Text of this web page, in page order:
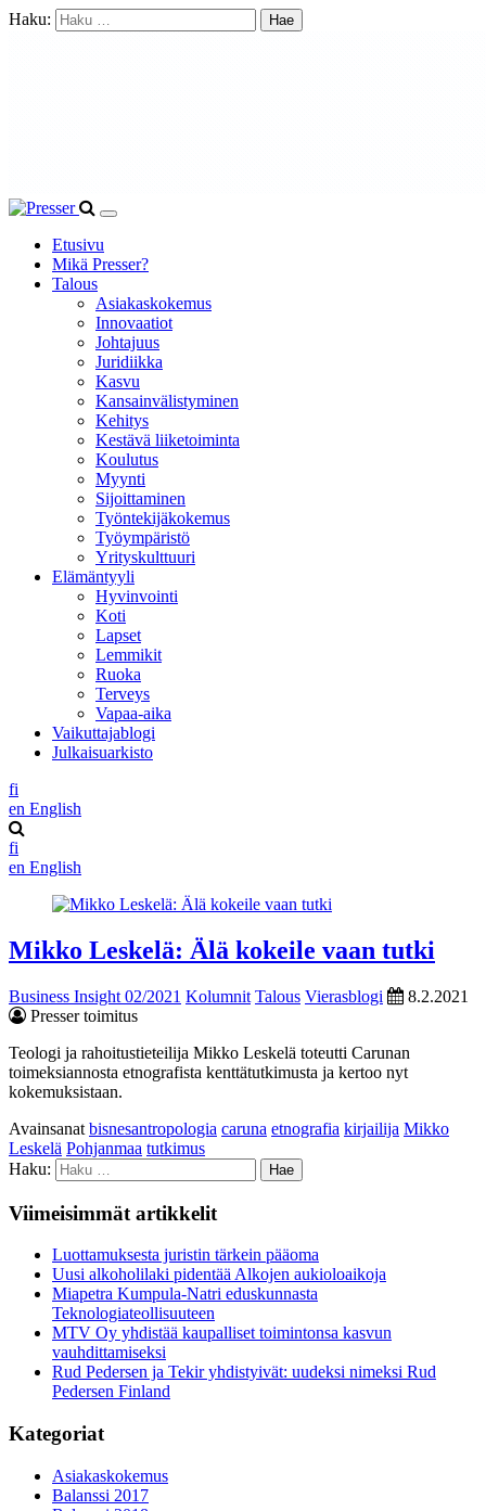
Haku:
Etusivu
Mikä Presser?
Talous
Asiakaskokemus
Innovaatiot
Johtajuus
Juridiikka
Kasvu
Kansainvälistyminen
Kehitys
Kestävä liiketoiminta
Koulutus
Myynti
Sijoittaminen
Työntekijäkokemus
Työympäristö
Yrityskulttuuri
Elämäntyyli
Hyvinvointi
Koti
Lapset
Lemmikit
Ruoka
Terveys
Vapaa-aika
Vaikuttajablogi
Julkaisuarkisto
fi
en English
fi
en English
Mikko Leskelä: Älä kokeile vaan tutki
Business Insight 02/2021 Kolumnit Talous Vierasblogi
8.2.2021
Presser toimitus
Teologi ja rahoitustieteilija Mikko Leskelä toteutti Carunan
toimeksiannosta etnografista kenttätutkimusta ja kertoo nyt
kokemuksistaan.
Avainsanat bisnesantropologia caruna etnografia kirjailija Mikko
Leskelä Pohjanmaa tutkimus
Haku:
Viimeisimmät artikkelit
Luottamuksesta juristin tärkein pääoma
Uusi alkoholilaki pidentää Alkojen aukioloaikoja
Miapetra Kumpula-Natri eduskunnasta
Teknologiateollisuuteen
MTV Oy yhdistää kaupalliset toimintonsa kasvun
vauhdittamiseksi
Rud Pedersen ja Tekir yhdistyivät: uudeksi nimeksi Rud
Pedersen Finland
Kategoriat
Asiakaskokemus
Balanssi 2017